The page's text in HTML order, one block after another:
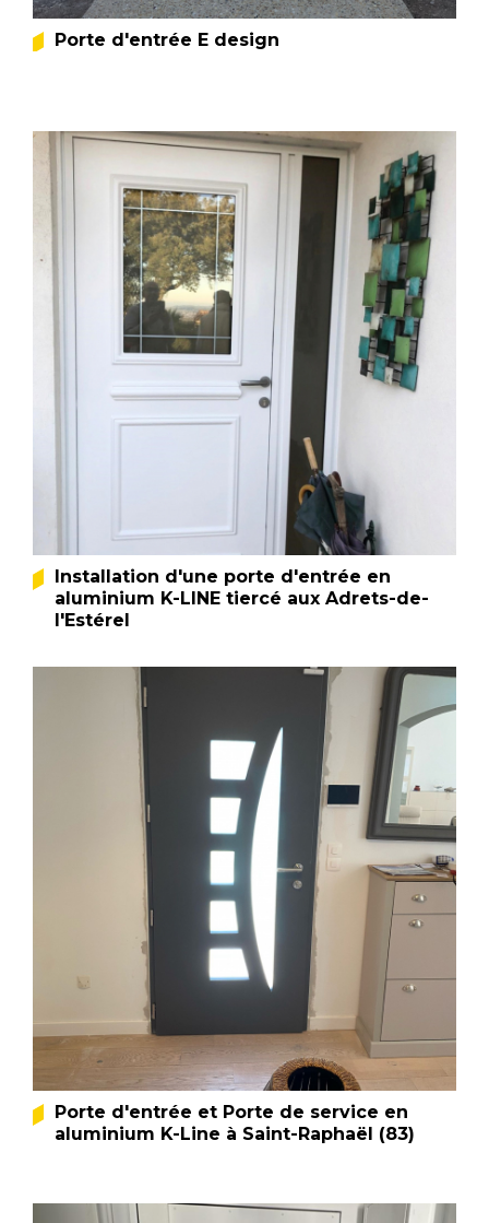
Porte d'entrée E design
Installation d'une porte d'entrée en
aluminium K-LINE tiercé aux Adrets-de-
l'Estérel
Porte d'entrée et Porte de service en
aluminium K-Line à Saint-Raphaël (83)